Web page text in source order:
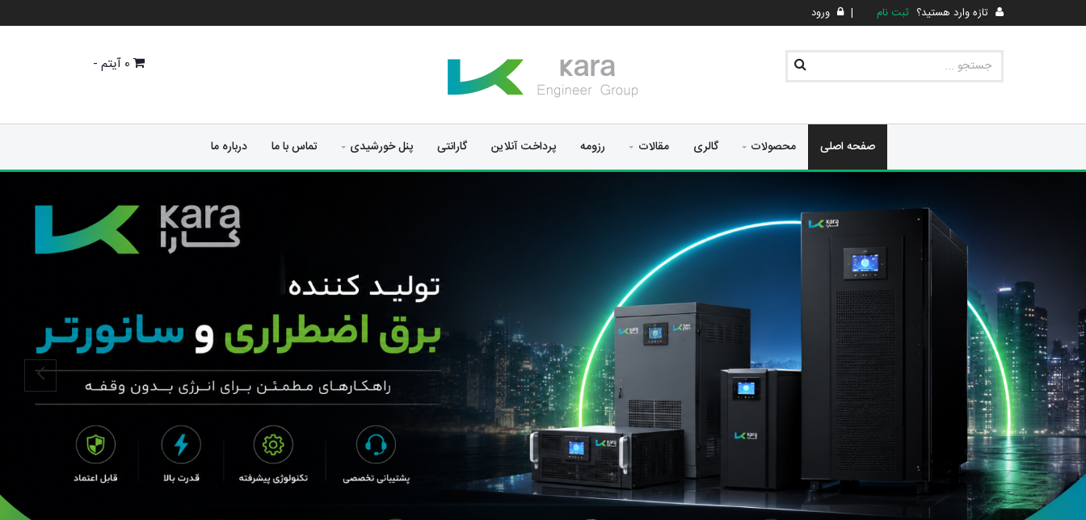
تازه وارد هستید؟ ثبت نام | ورود
0 آیتم -
صفحه اصلی محصولات گالری مقالات رزومه پرداخت آنلاین گارانتی پنل خورشیدی تماس با ما درباره ما